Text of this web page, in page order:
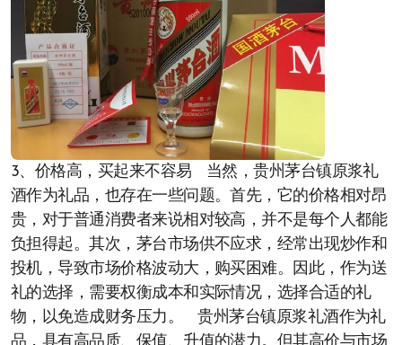
3、价格高，买起来不容易 当然，贵州茅台镇原浆礼
酒作为礼品，也存在一些问题。首先，它的价格相对昂
贵，对于普通消费者来说相对较高，并不是每个人都能
负担得起。其次，茅台市场供不应求，经常出现炒作和
投机，导致市场价格波动大，购买困难。因此，作为送
礼的选择，需要权衡成本和实际情况，选择合适的礼
物，以免造成财务压力。 贵州茅台镇原浆礼酒作为礼